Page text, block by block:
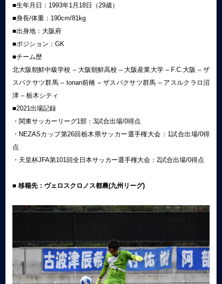
■生年月日：1993年1月18日（29歳）
■身長/体重：190cm/81kg
■出身地：大阪府
■ポジション：GK
■チーム歴
北大阪朝鮮中級学校 – 大阪朝鮮高校 – 大阪産業大学 – F.C.大阪 – ザ
スパクサツ群馬 – tonan前橋 – ザスパクサツ群馬 – アスルクラロ沼
津 – 栃木シティ
■2021出場記録
・関東サッカーリーグ1部：3試合出場/0得点
・NEZASカップ第26回栃木県サッカー選手権大会：1試合出場/0得
点
・天皇杯JFA第101回全日本サッカー選手権大会：2試合出場/0得点
■ 移籍先：ヴェロスクロノス都農(九州リーグ)